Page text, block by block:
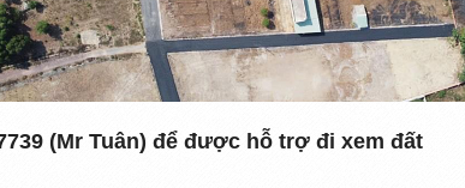
(Mr Tuân) để được hỗ trợ đi xem đất